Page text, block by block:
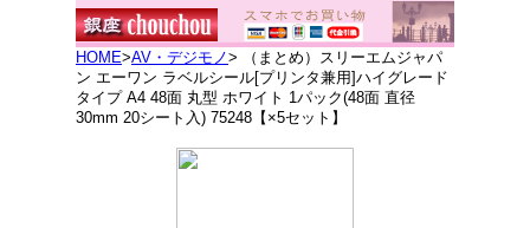
HOME>AV・デジモノ> （まとめ）スリーエムジャパ
ン エーワン ラベルシール[プリンタ兼用]ハイグレード
タイプ A4 48面 丸型 ホワイト 1パック(48面 直径
30mm 20シート入) 75248【×5セット】